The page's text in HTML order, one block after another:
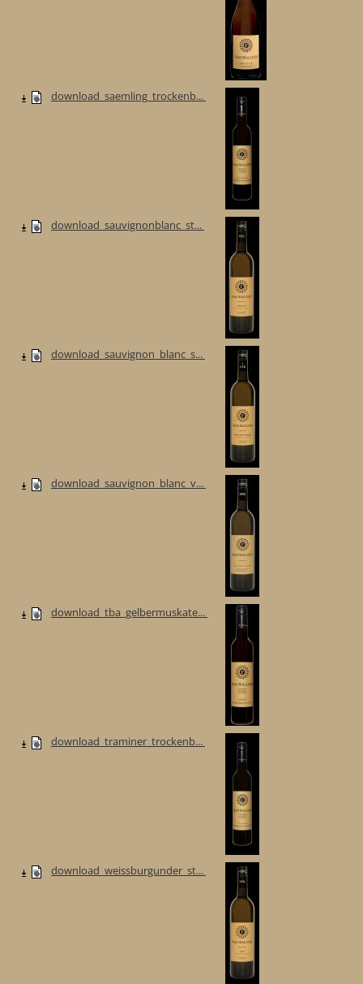
download_saemling_trockenb...
download_sauvignonblanc_st...
download_sauvignon_blanc_s...
download_sauvignon_blanc_v...
download_tba_gelbermuskate...
download_traminer_trockenb...
download_weissburgunder_st...